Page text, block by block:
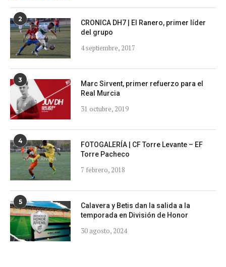
2
CRONICA DH7 | El Ranero, primer líder
del grupo
4 septiembre, 2017
3
Marc Sirvent, primer refuerzo para el
Real Murcia
31 octubre, 2019
4
FOTOGALERÍA | CF Torre Levante – EF
Torre Pacheco
7 febrero, 2018
5
Calavera y Betis dan la salida a la
temporada en División de Honor
30 agosto, 2024